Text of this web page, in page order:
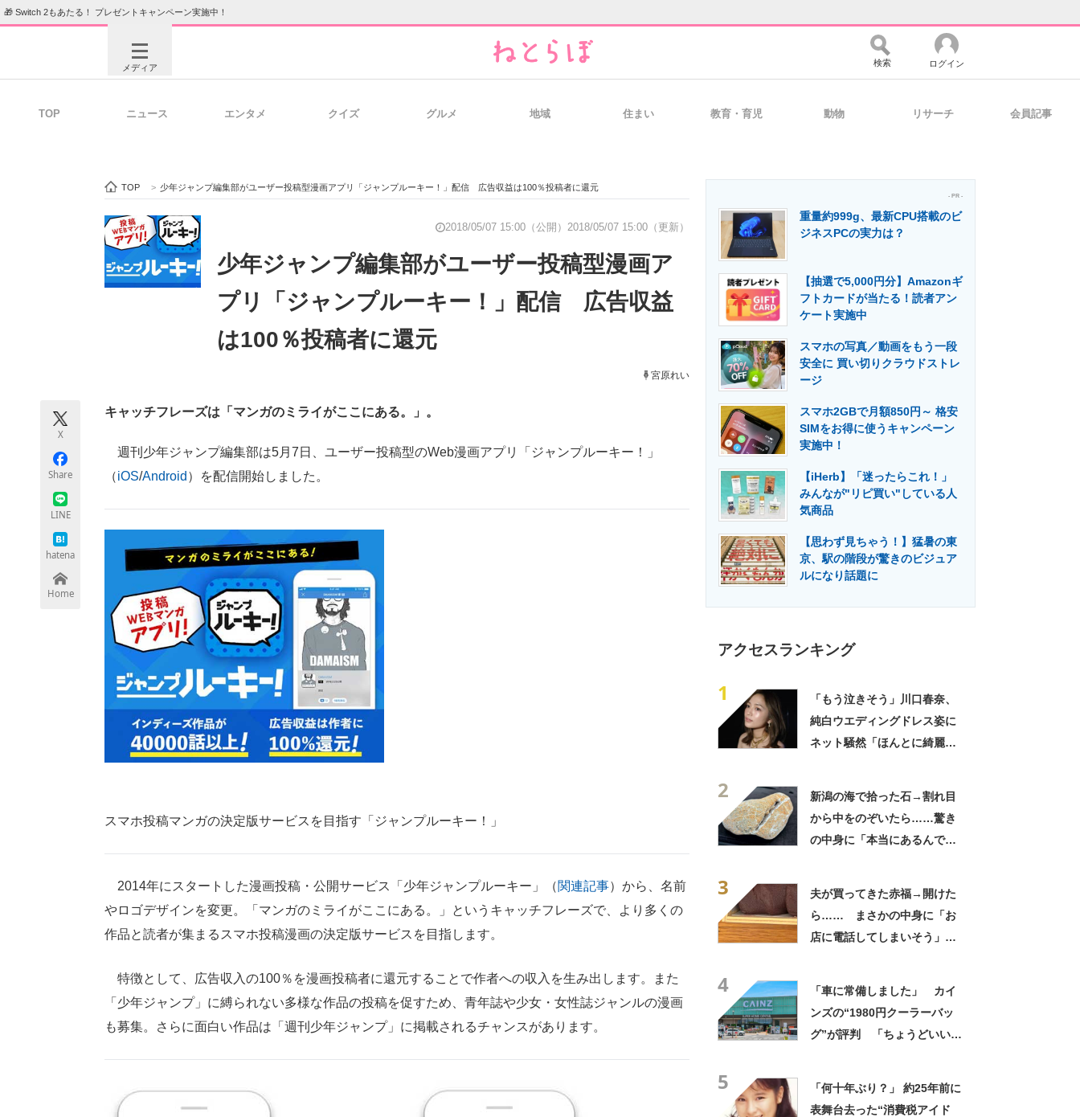
🎁 Switch 2もあたる！ プレゼントキャンペーン実施中！
メディア
ビジネスと働き方のヒント 経営リーダーのコミュニティ マーケ×ITの今がよく分かる
ITエンジニア向け専門サイト 企業向けIT製品の総合サイト IT製品の技術・比較・事例 製造業のIT導入・活用を支援
エネルギーの専門メディア 建設×テクノロジーの最前線
ちょっと気になるネットの話題
検索 ログイン
TOP ニュース エンタメ クイズ グルメ 地域 住まい 教育・育児 動物 リサーチ 会員記事
TOP > 少年ジャンプ編集部がユーザー投稿型漫画アプリ「ジャンプルーキー！」配信 広告収益は100％投稿者に還元
2018/05/07 15:00（公開） 2018/05/07 15:00（更新）
少年ジャンプ編集部がユーザー投稿型漫画ア
プリ「ジャンプルーキー！」配信 広告収益
は100％投稿者に還元
宮原れい
X
Share
LINE
hatena
Home
キャッチフレーズは「マンガのミライがここにある。」。
週刊少年ジャンプ編集部は5月7日、ユーザー投稿型のWeb漫画アプリ「ジャンプルーキー！」
（iOS/Android ）を配信開始しました。
スマホ投稿マンガの決定版サービスを目指す「ジャンプルーキー！」
2014年にスタートした漫画投稿・公開サービス「少年ジャンプルーキー」（関連記事）から、名前
やロゴデザインを変更。「マンガのミライがここにある。」というキャッチフレーズで、より多くの
作品と読者が集まるスマホ投稿漫画の決定版サービスを目指します。
特徴として、広告収入の100％を漫画投稿者に還元することで作者への収入を生み出します。また
「少年ジャンプ」に縛られない多様な作品の投稿を促すため、青年誌や少女・女性誌ジャンルの漫画
も募集。さらに面白い作品は「週刊少年ジャンプ」に掲載されるチャンスがあります。
- PR -
重量約999g、最新CPU搭載のビ
ジネスPCの実力は？
【抽選で5,000円分】Amazonギ
フトカードが当たる！読者アン
ケート実施中
スマホの写真／動画をもう一段
安全に 買い切りクラウドストレ
ージ
スマホ2GBで月額850円～ 格安
SIMをお得に使うキャンペーン
実施中！
【iHerb】「迷ったらこれ！」
みんなが"リピ買い"している人
気商品
【思わず見ちゃう！】猛暑の東
京、駅の階段が驚きのビジュア
ルになり話題に
アクセスランキング
1
「もう泣きそう」川口春奈、
純白ウエディングドレス姿に
ネット騒然「ほんとに綺麗」
2
新潟の海で拾った石→割れ目
から中をのぞいたら……驚き
の中身に「本当にあるんです
3
夫が買ってきた赤福→開けた
ら…… まさかの中身に「お
店に電話してしまいそう」
4
「車に常備しました」 カイ
ンズの“1980円クーラーバッ
グ”が評判 「ちょうどいい大
5
「何十年ぶり？」 約25年前に
表舞台去った“消費税アイド